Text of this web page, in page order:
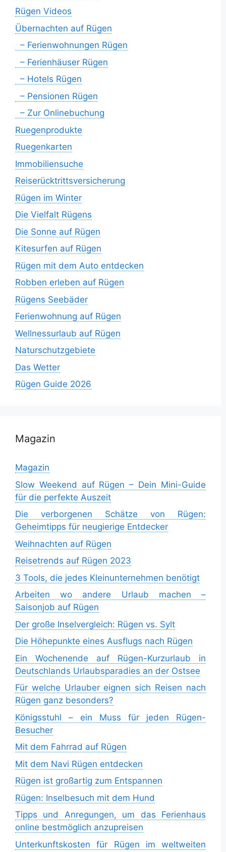
Rügen Videos
Übernachten auf Rügen
– Ferienwohnungen Rügen
– Ferienhäuser Rügen
– Hotels Rügen
– Pensionen Rügen
– Zur Onlinebuchung
Ruegenprodukte
Ruegenkarten
Immobiliensuche
Reiserücktrittsversicherung
Rügen im Winter
Die Vielfalt Rügens
Die Sonne auf Rügen
Kitesurfen auf Rügen
Rügen mit dem Auto entdecken
Robben erleben auf Rügen
Rügens Seebäder
Ferienwohnung auf Rügen
Wellnessurlaub auf Rügen
Naturschutzgebiete
Das Wetter
Rügen Guide 2026
Magazin
Magazin
Slow Weekend auf Rügen – Dein Mini-Guide
für die perfekte Auszeit
Die verborgenen Schätze von Rügen:
Geheimtipps für neugierige Entdecker
Weihnachten auf Rügen
Reisetrends auf Rügen 2023
3 Tools, die jedes Kleinunternehmen benötigt
Arbeiten wo andere Urlaub machen –
Saisonjob auf Rügen
Der große Inselvergleich: Rügen vs. Sylt
Die Höhepunkte eines Ausflugs nach Rügen
Ein Wochenende auf Rügen-Kurzurlaub in
Deutschlands Urlaubsparadies an der Ostsee
Für welche Urlauber eignen sich Reisen nach
Rügen ganz besonders?
Königsstuhl – ein Muss für jeden Rügen-
Besucher
Mit dem Fahrrad auf Rügen
Mit dem Navi Rügen entdecken
Rügen ist großartig zum Entspannen
Rügen: Inselbesuch mit dem Hund
Tipps und Anregungen, um das Ferienhaus
online bestmöglich anzupreisen
Unterkunftskosten für Rügen im weltweiten